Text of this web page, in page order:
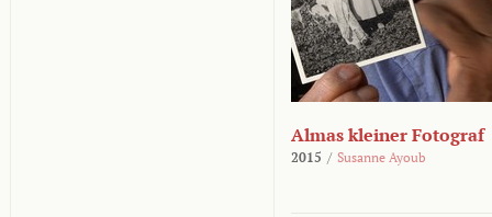
Almas kleiner Fotograf
2015 / Susanne Ayoub